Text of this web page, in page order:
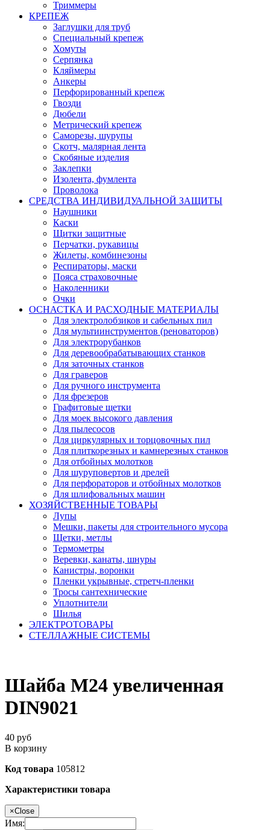
Триммеры
КРЕПЕЖ
Заглушки для труб
Специальный крепеж
Хомуты
Серпянка
Кляймеры
Анкеры
Перфорированный крепеж
Гвозди
Дюбели
Метрический крепеж
Саморезы, шурупы
Скотч, малярная лента
Скобяные изделия
Заклепки
Изолента, фумлента
Проволока
СРЕДСТВА ИНДИВИДУАЛЬНОЙ ЗАЩИТЫ
Наушники
Каски
Щитки защитные
Перчатки, рукавицы
Жилеты, комбинезоны
Респираторы, маски
Пояса страховочные
Наколенники
Очки
ОСНАСТКА И РАСХОДНЫЕ МАТЕРИАЛЫ
Для электролобзиков и сабельных пил
Для мультиинструментов (реноваторов)
Для электрорубанков
Для деревообрабатывающих станков
Для заточных станков
Для граверов
Для ручного инструмента
Для фрезеров
Графитовые щетки
Для моек высокого давления
Для пылесосов
Для циркулярных и торцовочных пил
Для плиткорезных и камнерезных станков
Для отбойных молотков
Для шуруповертов и дрелей
Для перфораторов и отбойных молотков
Для шлифовальных машин
ХОЗЯЙСТВЕННЫЕ ТОВАРЫ
Лупы
Мешки, пакеты для строительного мусора
Щетки, метлы
Термометры
Веревки, канаты, шнуры
Канистры, воронки
Пленки укрывные, стретч-пленки
Тросы сантехнические
Уплотнители
Шилья
ЭЛЕКТРОТОВАРЫ
СТЕЛЛАЖНЫЕ СИСТЕМЫ
Шайба М24 увеличенная
DIN9021
40 руб
В корзину
Код товара 105812
Характеристики товара
×Close
Имя: